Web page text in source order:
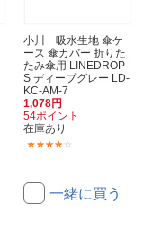
小川 吸水生地 傘ケ
ース 傘カバー 折りた
たみ傘用 LINEDROP
S ディープグレー LD-
KC-AM-7
1,078円
54ポイント
在庫あり
一緒に買う